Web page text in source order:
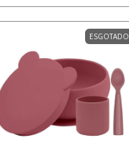
ESGOTADO